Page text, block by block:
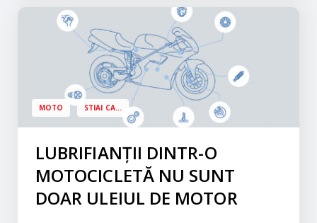
MOTO STIAI CA...
LUBRIFIANȚII DINTR-O
MOTOCICLETĂ NU SUNT
DOAR ULEIUL DE MOTOR